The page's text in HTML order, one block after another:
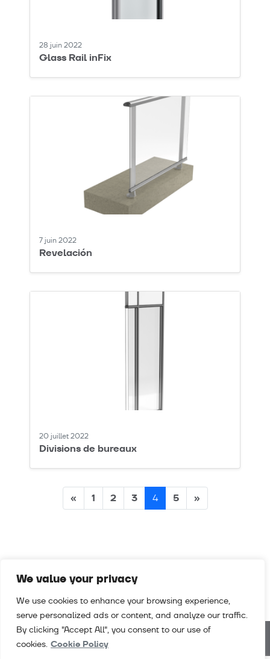
We value your privacy
We use cookies to enhance your browsing experience,
serve personalized ads or content, and analyze our traffic.
By clicking "Accept All", you consent to our use of
cookies. Cookie Policy
28 juin 2022
Glass Rail inFix
7 juin 2022
Revelación
20 juillet 2022
Divisions de bureaux
Posts
navigation
« 1 2 3 4 5 »